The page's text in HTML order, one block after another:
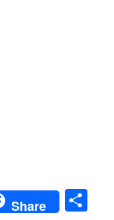
Share